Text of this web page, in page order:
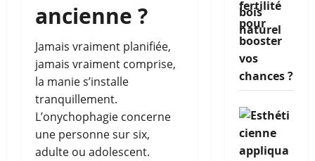
ancienne ?
Jamais vraiment planifiée,
jamais vraiment comprise,
la manie s’installe
tranquillement.
L’onychophagie concerne
une personne sur six,
adulte ou adolescent.
fertilité
pour
booster
vos
chances ?